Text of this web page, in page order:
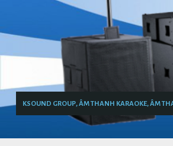
KSOUND GROUP, ÂM THANH KARAOKE, ÂM